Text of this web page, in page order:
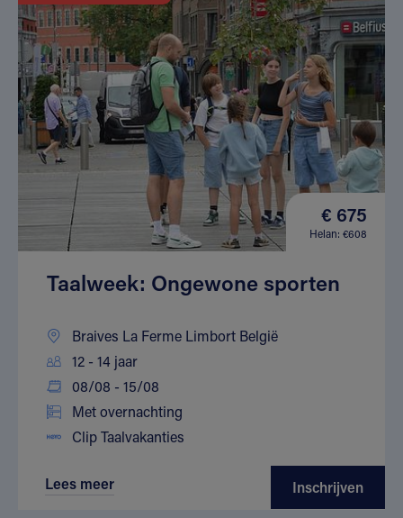
€ 675
Helan: €608
Taalweek: Ongewone sporten
Braives La Ferme Limbort België
12 - 14 jaar
08/08 - 15/08
Met overnachting
Clip Taalvakanties
Lees meer Inschrijven